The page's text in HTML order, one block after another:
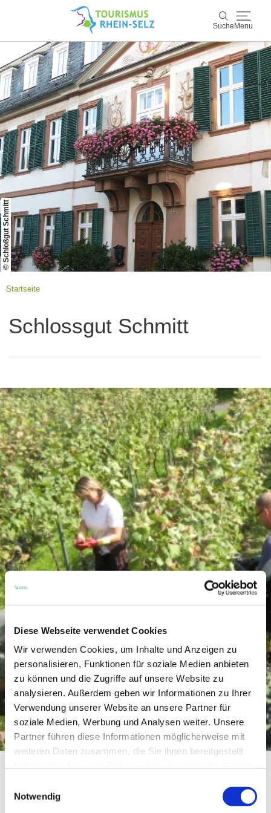
Diese Webseite verwendet Cookies
Wir verwenden Cookies, um Inhalte und Anzeigen zu
personalisieren, Funktionen für soziale Medien anbieten
zu können und die Zugriffe auf unsere Website zu
analysieren. Außerdem geben wir Informationen zu Ihrer
Verwendung unserer Website an unsere Partner für
soziale Medien, Werbung und Analysen weiter. Unsere
Partner führen diese Informationen möglicherweise mit
weiteren Daten zusammen, die Sie ihnen bereitgestellt
Notwendig
Suche Menu
Suche
Rhein-Selz
Entdecken & Erleben
Wein & Genuss
Kultur & Events
Buchen & Service
© Schloßgut Schmitt
Startseite
Schlossgut Schmitt
Unser Weingut befindet sich in Guntersblum am
Rhein in einem über 230 Jahre alten Leininger Schloß.